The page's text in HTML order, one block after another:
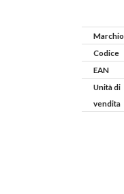
Marchio
Codice
EAN
Unità di
vendita